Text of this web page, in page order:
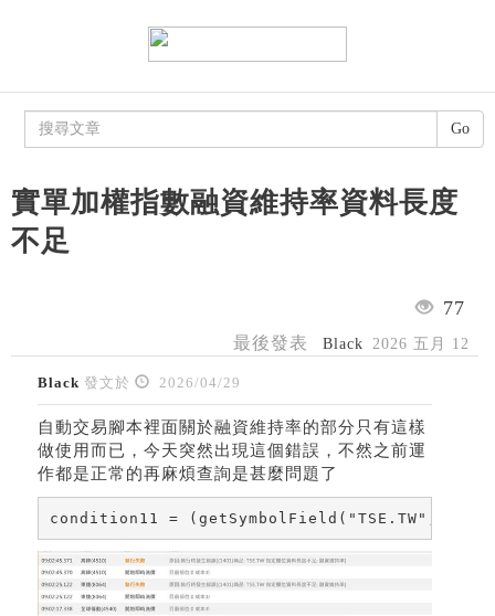
實單加權指數融資維持率資料長度
不足
77
最後發表 Black 2026 五月 12
Black 發文於 2026/04/29
自動交易腳本裡面關於融資維持率的部分只有這樣
做使用而已，今天突然出現這個錯誤，不然之前運
作都是正常的再麻煩查詢是甚麼問題了
condition11 = (getSymbolField("TSE.TW", "融
Go